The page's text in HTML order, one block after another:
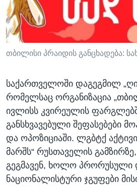
ᲛᲔᲪᲜᲘᲔᲠᲔᲑᲐ
ᲘᲜᲢᲔᲠᲕᲘᲣ
ᲙᲣᲚᲢᲣᲠᲐ
ᲓᲔᲖᲘᲜᲤᲝᲠᲛᲐᲪᲘᲐ
ᲗᲕᲐᲚᲘ ᲒᲕᲐᲓᲔᲕᲜᲔᲗ
ენები
თბილისი პრაიდის განცხადება:
საქართველოში დაგეგმილ
რომელსაც ორგანიზაცია
ივლისს კვირეულის
განსხვავებული შეფასებები
და ოპოზიციაში. ლგბტქ
მარშს“ რუსთაველის
გეგმავენ, ხოლო პრორუსული
ნაციონალისტური ჯგუფები